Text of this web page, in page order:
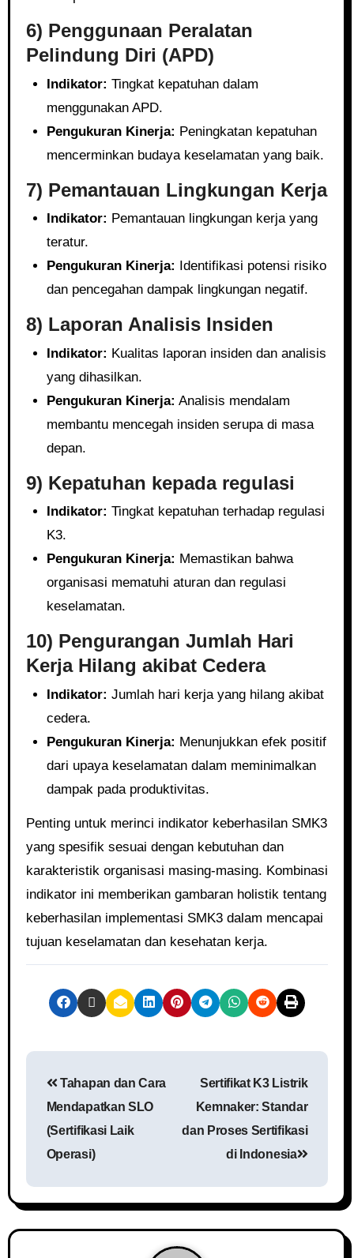
6) Penggunaan Peralatan
Pelindung Diri (APD)
Indikator: Tingkat kepatuhan dalam
menggunakan APD.
Pengukuran Kinerja: Peningkatan kepatuhan
mencerminkan budaya keselamatan yang baik.
7) Pemantauan Lingkungan Kerja
Indikator: Pemantauan lingkungan kerja yang
teratur.
Pengukuran Kinerja: Identifikasi potensi risiko
dan pencegahan dampak lingkungan negatif.
8) Laporan Analisis Insiden
Indikator: Kualitas laporan insiden dan analisis
yang dihasilkan.
Pengukuran Kinerja: Analisis mendalam
membantu mencegah insiden serupa di masa
depan.
9) Kepatuhan kepada regulasi
Indikator: Tingkat kepatuhan terhadap regulasi
K3.
Pengukuran Kinerja: Memastikan bahwa
organisasi mematuhi aturan dan regulasi
keselamatan.
10) Pengurangan Jumlah Hari
Kerja Hilang akibat Cedera
Indikator: Jumlah hari kerja yang hilang akibat
cedera.
Pengukuran Kinerja: Menunjukkan efek positif
dari upaya keselamatan dalam meminimalkan
dampak pada produktivitas.
Penting untuk merinci indikator keberhasilan SMK3
yang spesifik sesuai dengan kebutuhan dan
karakteristik organisasi masing-masing. Kombinasi
indikator ini memberikan gambaran holistik tentang
keberhasilan implementasi SMK3 dalam mencapai
tujuan keselamatan dan kesehatan kerja.
Tahapan dan Cara
Mendapatkan SLO
(Sertifikasi Laik
Operasi)
Sertifikat K3 Listrik
Kemnaker: Standar
dan Proses Sertifikasi
di Indonesia